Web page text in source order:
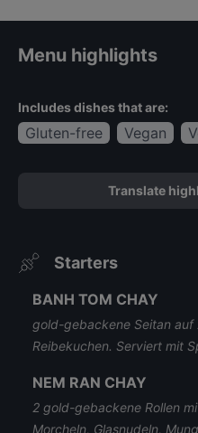
Menu highlights
Includes dishes that are:
Gluten-free Vegan
Translate
Starters
BANH TOM CHAY
gold-gebackene Seitan
Reibekuchen. Serviert mit
NEM RAN CHAY
2 gold-gebackene Rollen
Morcheln, Glasnudeln,